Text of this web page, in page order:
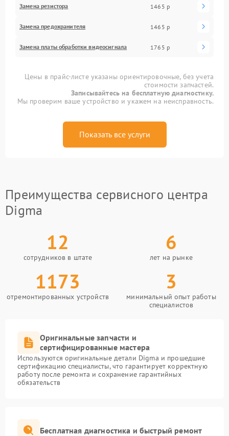
Замена резистора 1465 р
Замена предохранителя 1465 р
Замена платы обработки видеосигнала 1765 р
Цены в прайс-листе указаны ориентировочные, без учета
стоимости запчастей.
Записывайтесь на бесплатную диагностику.
Мы проверим ваше устройство и укажем на неисправность.
Показать все услуги
Преимущества сервисного центра
Digma
12
сотрудников в штате
6
лет на рынке
1173
отремонтированных устройств
3
минимальный опыт работы
специалистов
Оригинальные запчасти и
сертифицированные мастера
Используются оригинальные детали Digma и прошедшие
сертификацию специалисты, что гарантирует корректную
работу после ремонта и сохранение гарантийных
обязательств
Бесплатная диагностика и быстрый ремонт